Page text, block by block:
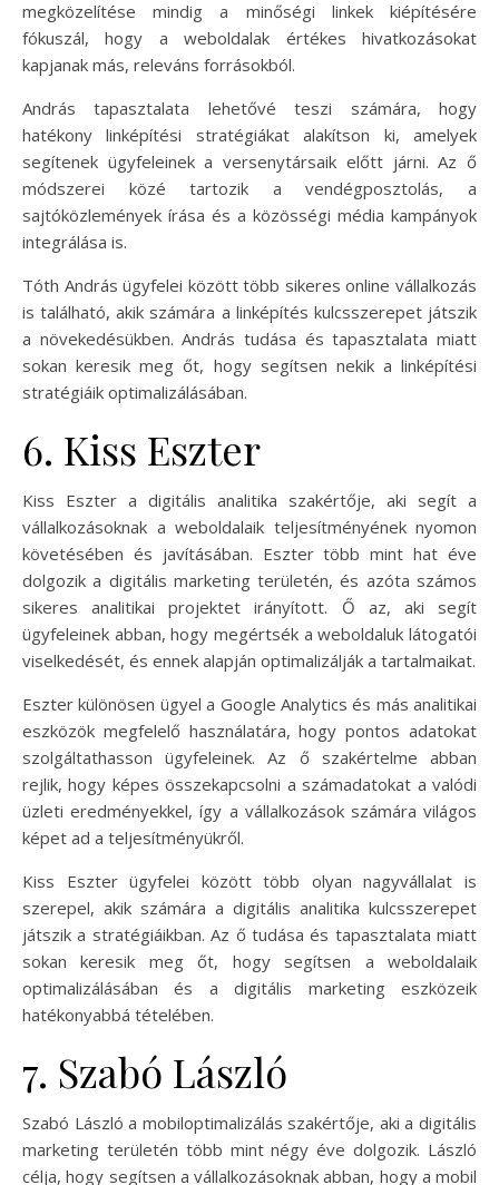
megközelítése mindig a minőségi linkek kiépítésére
fókuszál, hogy a weboldalak értékes hivatkozásokat
kapjanak más, releváns forrásokból.
András tapasztalata lehetővé teszi számára, hogy
hatékony linképítési stratégiákat alakítson ki, amelyek
segítenek ügyfeleinek a versenytársaik előtt járni. Az ő
módszerei közé tartozik a vendégposztolás, a
sajtóközlemények írása és a közösségi média kampányok
integrálása is.
Tóth András ügyfelei között több sikeres online vállalkozás
is található, akik számára a linképítés kulcsszerepet játszik
a növekedésükben. András tudása és tapasztalata miatt
sokan keresik meg őt, hogy segítsen nekik a linképítési
stratégiáik optimalizálásában.
6. Kiss Eszter
Kiss Eszter a digitális analitika szakértője, aki segít a
vállalkozásoknak a weboldalaik teljesítményének nyomon
követésében és javításában. Eszter több mint hat éve
dolgozik a digitális marketing területén, és azóta számos
sikeres analitikai projektet irányított. Ő az, aki segít
ügyfeleinek abban, hogy megértsék a weboldaluk látogatói
viselkedését, és ennek alapján optimalizálják a tartalmaikat.
Eszter különösen ügyel a Google Analytics és más analitikai
eszközök megfelelő használatára, hogy pontos adatokat
szolgáltathasson ügyfeleinek. Az ő szakértelme abban
rejlik, hogy képes összekapcsolni a számadatokat a valódi
üzleti eredményekkel, így a vállalkozások számára világos
képet ad a teljesítményükről.
Kiss Eszter ügyfelei között több olyan nagyvállalat is
szerepel, akik számára a digitális analitika kulcsszerepet
játszik a stratégiáikban. Az ő tudása és tapasztalata miatt
sokan keresik meg őt, hogy segítsen a weboldalaik
optimalizálásában és a digitális marketing eszközeik
hatékonyabbá tételében.
7. Szabó László
Szabó László a mobiloptimalizálás szakértője, aki a digitális
marketing területén több mint négy éve dolgozik. László
célja, hogy segítsen a vállalkozásoknak abban, hogy a mobil